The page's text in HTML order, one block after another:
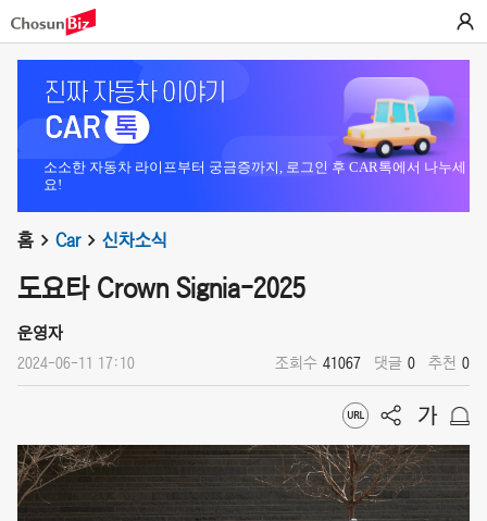
소소한 자동차 라이프부터 궁금증까지, 로그인 후 CAR톡에서 나누세
요!
홈 Car 신차소식
도요타 Crown Signia-2025
운영자
2024-06-11 17:10 조회수 41067 댓글 0 추천 0